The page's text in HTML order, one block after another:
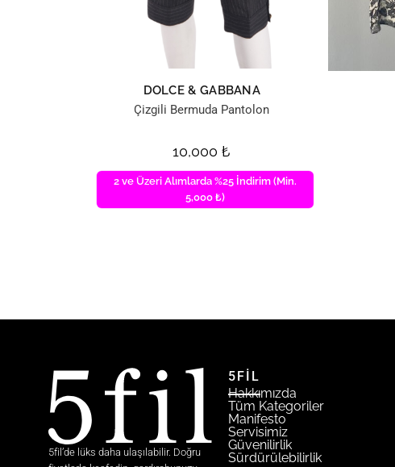
DOLCE & GABBANA
Çizgili Bermuda Pantolon
10,000₺
2 ve Üzeri Alımlarda %25 İndirim (Min.
5,000 ₺)
5fil’de lüks daha ulaşılabilir. Doğru
5FİL
Hakkımızda
Tüm Kategoriler
Manifesto
Servisimiz
Güvenilirlik
Sürdürülebilirlik